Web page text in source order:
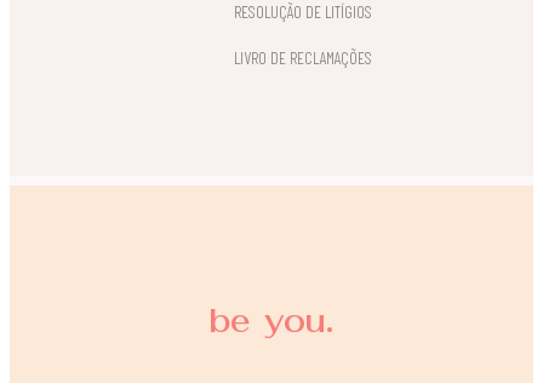
RESOLUÇÃO DE LITÍGIOS
LIVRO DE RECLAMAÇÕES
be you.